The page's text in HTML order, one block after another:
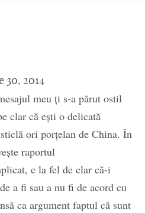
30, 2014
meu ți s-a părut ostil
clar că ești o delicată
ori porțelan de China. În
raportul
e la fel de clar că-i
a fi sau a nu fi de acord cu
ca argument faptul că sunt